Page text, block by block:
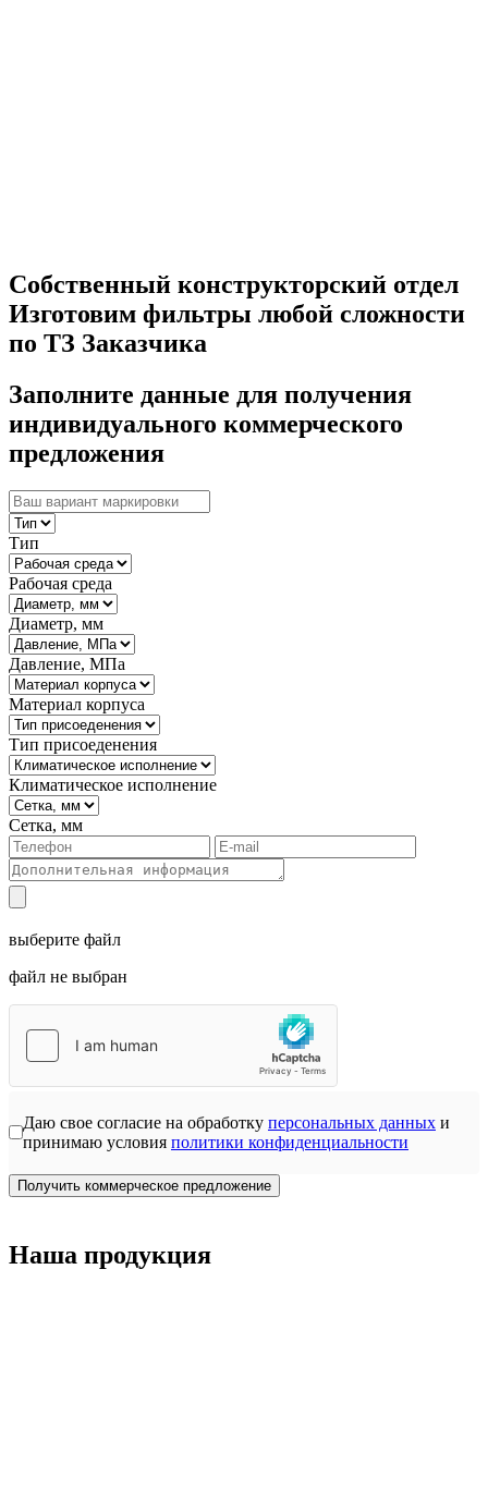
Собственный конструкторский отдел
Изготовим фильтры любой сложности
по ТЗ Заказчика
Заполните данные для получения
индивидуального коммерческого
предложения
Тип
Рабочая среда
Диаметр, мм
Давление, МПа
Материал корпуса
Тип присоеденения
Климатическое исполнение
Сетка, мм
выберите файл
файл не выбран
Даю свое согласие на обработку персональных данных и
принимаю условия политики конфиденциальности
Получить коммерческое предложение
Наша продукция